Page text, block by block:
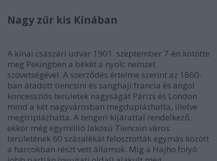
Nagy zűr kis Kínában
A kínai császári udvar 1901. szeptember 7-én kötötte
meg Pekingben a békét a nyolc nemzet
szövetségével. A szerződés értelme szerint az 1860-
ban átadott tiencsini és sanghaji francia és angol
koncessziós területek nagyságát Párizs és London
mind a két nagyvárosban megduplázhatta, illetve
megtriplázhatta. A tengeri kijárattal rendelkező,
ekkor még egymillió lakosú Tiencsin város
területének 60 százalékát felosztották egymás között
a harcokban részt vett államok. Míg a Hajho folyó